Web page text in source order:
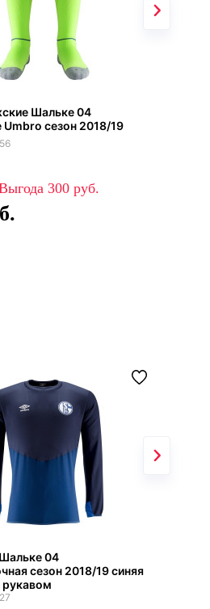
Шальке 04
Umbro сезон 2018/19
300
04
сезон 2018/19 синяя